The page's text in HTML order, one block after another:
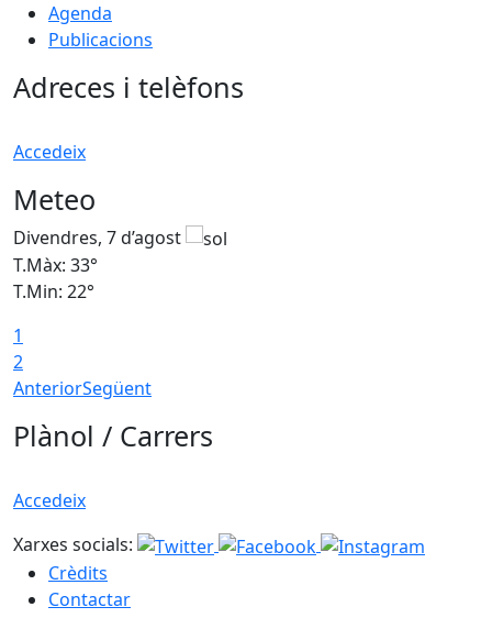
Agenda
Publicacions
Adreces i telèfons
Accedeix
Meteo
Divendres, 7 d’agost
T.Màx: 33°
T.Min: 22°
1
2
AnteriorSegüent
Plànol / Carrers
Accedeix
Xarxes socials:
Crèdits
Contactar